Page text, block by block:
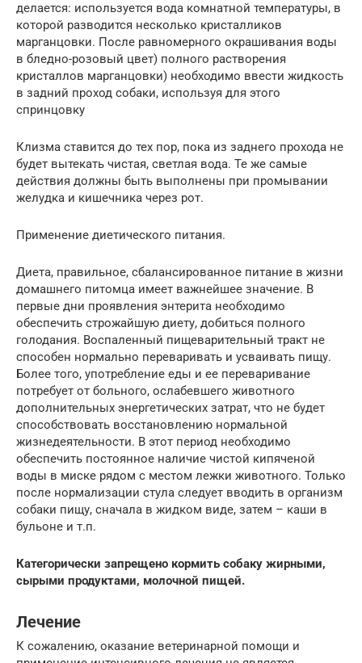
делается: используется вода комнатной температуры, в
которой разводится несколько кристалликов
марганцовки. После равномерного окрашивания воды
в бледно-розовый цвет) полного растворения
кристаллов марганцовки) необходимо ввести жидкость
в задний проход собаки, используя для этого
спринцовку
Клизма ставится до тех пор, пока из заднего прохода не
будет вытекать чистая, светлая вода. Те же самые
действия должны быть выполнены при промывании
желудка и кишечника через рот.
Применение диетического питания.
Диета, правильное, сбалансированное питание в жизни
домашнего питомца имеет важнейшее значение. В
первые дни проявления энтерита необходимо
обеспечить строжайшую диету, добиться полного
голодания. Воспаленный пищеварительный тракт не
способен нормально переваривать и усваивать пищу.
Более того, употребление еды и ее переваривание
потребует от больного, ослабевшего животного
дополнительных энергетических затрат, что не будет
способствовать восстановлению нормальной
жизнедеятельности. В этот период необходимо
обеспечить постоянное наличие чистой кипяченой
воды в миске рядом с местом лежки животного. Только
после нормализации стула следует вводить в организм
собаки пищу, сначала в жидком виде, затем – каши в
бульоне и т.п.
Категорически запрещено кормить собаку жирными,
сырыми продуктами, молочной пищей.
Лечение
К сожалению, оказание ветеринарной помощи и